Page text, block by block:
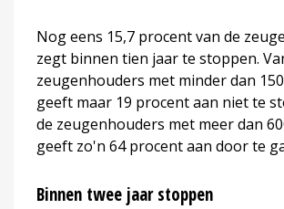
Nog eens 15,7 procent van de
zegt binnen tien jaar te stoppen.
zeugenhouders met minder dan
geeft maar 19 procent aan niet te
de zeugenhouders met meer dan
geeft zo'n 64 procent aan door te
Binnen twee jaar stoppen